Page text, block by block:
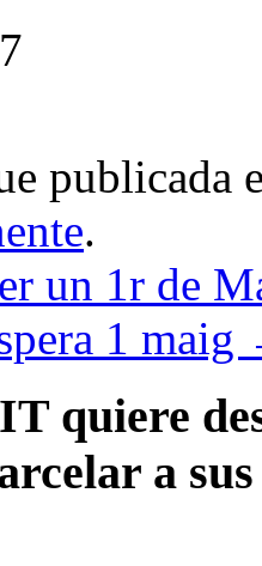
publicada
.
un 1r de
1 maig
quiere
a